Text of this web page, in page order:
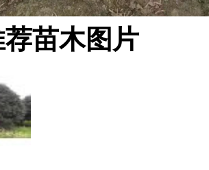
苗木图片